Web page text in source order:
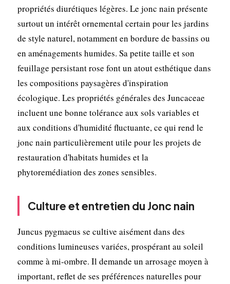
propriétés diurétiques légères. Le jonc nain présente
surtout un intérêt ornemental certain pour les jardins
de style naturel, notamment en bordure de bassins ou
en aménagements humides. Sa petite taille et son
feuillage persistant rose font un atout esthétique dans
les compositions paysagères d'inspiration
écologique. Les propriétés générales des Juncaceae
incluent une bonne tolérance aux sols variables et
aux conditions d'humidité fluctuante, ce qui rend le
jonc nain particulièrement utile pour les projets de
restauration d'habitats humides et la
phytoremédiation des zones sensibles.
Culture et entretien du Jonc nain
Juncus pygmaeus se cultive aisément dans des
conditions lumineuses variées, prospérant au soleil
comme à mi-ombre. Il demande un arrosage moyen à
important, reflet de ses préférences naturelles pour